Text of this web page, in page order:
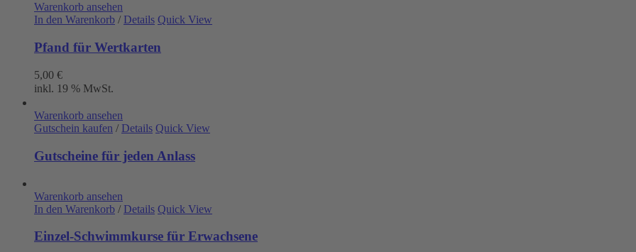
Warenkorb ansehen
In den Warenkorb / Details Quick View
Pfand für Wertkarten
5,00 €
inkl. 19 % MwSt.
Warenkorb ansehen
Gutschein kaufen / Details Quick View
Gutscheine für jeden Anlass
Warenkorb ansehen
In den Warenkorb / Details Quick View
Einzel-Schwimmkurse für Erwachsene